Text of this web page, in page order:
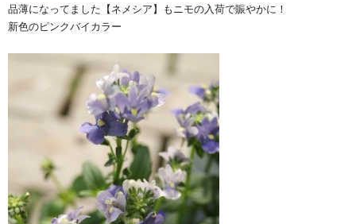
品薄になってました【ネメシア】もニモの入荷で賑やかに！
新色のピンクバイカラー